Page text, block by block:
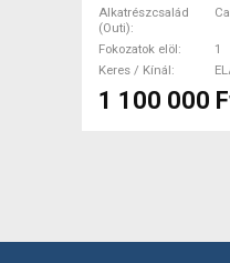
Alkatrészcsalád
(Outi)
Fokozatok elöl
1
Keres / Kínál
1 100 000